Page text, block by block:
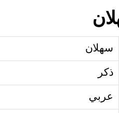
سهلان
ذكر
عربي